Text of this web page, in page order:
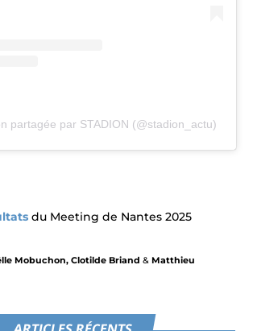
partagée par STADION (@stadion_actu)
du Meeting de Nantes 2025
Mobuchon, Clotilde Briand & Matthieu